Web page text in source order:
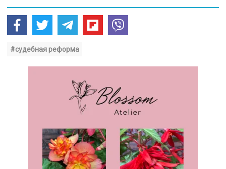
#судебная реформа